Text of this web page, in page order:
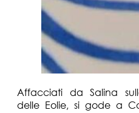
Affacciati da Salina
delle Eolie, si gode a